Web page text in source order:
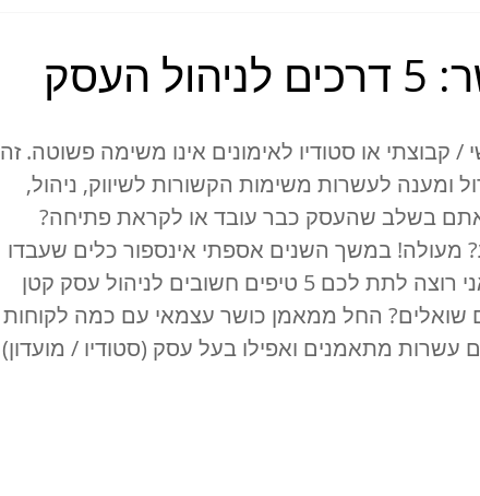
קבוצתי או סטודיו לאימונים אינו משימה פשוטה. זה
ומענה לעשרות משימות הקשורות לשיווק, ניהול,
בשלב שהעסק כבר עובד או לקראת פתיחה?
מעולה! במשך השנים אספתי אינספור כלים שעבדו
יותר או עבדו פחות. בכתבה הבאה אני רוצה לתת לכם 5 טיפים חשובים לניהול עסק קטן
החל ממאמן כושר עצמאי עם כמה לקוחות
עשרות מתאמנים ואפילו בעל עסק (סטודיו / מועדון)